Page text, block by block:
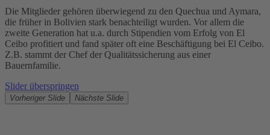
Die Mitglieder gehören überwiegend zu den Quechua und Aymara,
die früher in Bolivien stark benachteiligt wurden. Vor allem die
zweite Generation hat u.a. durch Stipendien vom Erfolg von El
Ceibo profitiert und fand später oft eine Beschäftigung bei El Ceibo.
Z.B. stammt der Chef der Qualitätssicherung aus einer
Bauernfamilie.
Slider überspringen
Vorheriger Slide Nächste Slide